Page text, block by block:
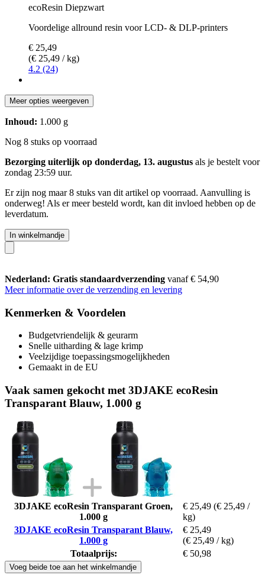
ecoResin Diepzwart
Voordelige allround resin voor LCD- & DLP-printers
€ 25,49
(€ 25,49 / kg)
4.2 (24)
Meer opties weergeven
Inhoud: 1.000 g
Nog 8 stuks op voorraad
Bezorging uiterlijk op donderdag, 13. augustus als je bestelt voor
zondag 23:59 uur.
Er zijn nog maar 8 stuks van dit artikel op voorraad. Aanvulling is
onderweg! Als er meer besteld wordt, kan dit invloed hebben op de
leverdatum.
In winkelmandje
Nederland: Gratis standaardverzending vanaf € 54,90
Meer informatie over de verzending en levering
Kenmerken & Voordelen
Budgetvriendelijk & geurarm
Snelle uitharding & lage krimp
Veelzijdige toepassingsmogelijkheden
Gemaakt in de EU
Vaak samen gekocht met 3DJAKE ecoResin
Transparant Blauw, 1.000 g
3DJAKE ecoResin Transparant Groen,
1.000 g
€ 25,49 (€ 25,49 /
kg)
3DJAKE ecoResin Transparant Blauw,
1.000 g
€ 25,49
(€ 25,49 / kg)
Totaalprijs:
€ 50,98
Voeg beide toe aan het winkelmandje